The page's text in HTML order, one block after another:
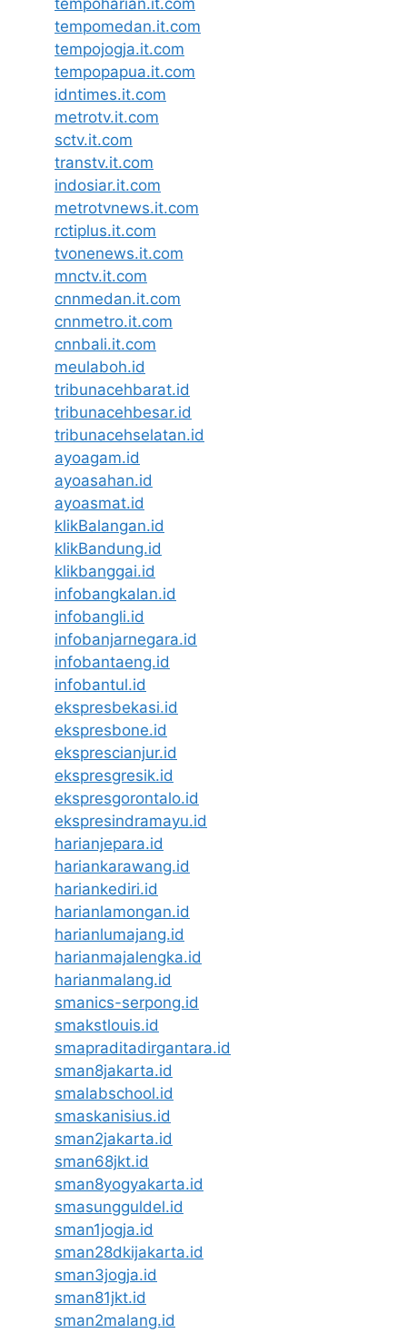
tempomedan.it.com
tempojogja.it.com
tempopapua.it.com
idntimes.it.com
metrotv.it.com
sctv.it.com
transtv.it.com
indosiar.it.com
metrotvnews.it.com
rctiplus.it.com
tvonenews.it.com
mnctv.it.com
cnnmedan.it.com
cnnmetro.it.com
cnnbali.it.com
meulaboh.id
tribunacehbarat.id
tribunacehbesar.id
tribunacehselatan.id
ayoagam.id
ayoasahan.id
ayoasmat.id
klikBalangan.id
klikBandung.id
klikbanggai.id
infobangkalan.id
infobangli.id
infobanjarnegara.id
infobantaeng.id
infobantul.id
ekspresbekasi.id
ekspresbone.id
eksprescianjur.id
ekspresgresik.id
ekspresgorontalo.id
ekspresindramayu.id
harianjepara.id
hariankarawang.id
hariankediri.id
harianlamongan.id
harianlumajang.id
harianmajalengka.id
harianmalang.id
smanics-serpong.id
smakstlouis.id
smapraditadirgantara.id
sman8jakarta.id
smalabschool.id
smaskanisius.id
sman2jakarta.id
sman68jkt.id
sman8yogyakarta.id
smasungguldel.id
sman1jogja.id
sman28dkijakarta.id
sman3jogja.id
sman81jkt.id
sman2malang.id